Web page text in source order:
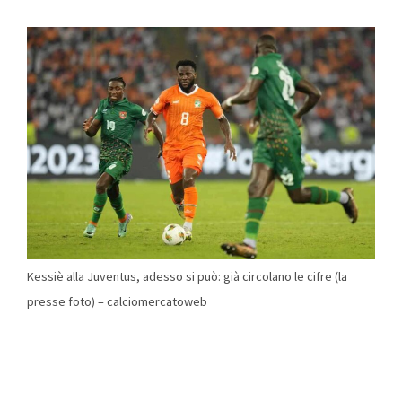
Kessiè alla Juventus, adesso si può: già circolano le cifre (la
presse foto) – calciomercatoweb